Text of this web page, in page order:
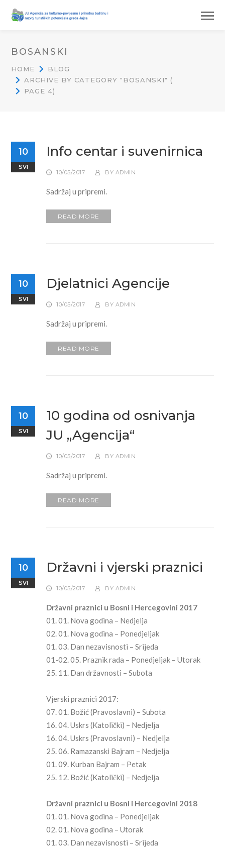
BOSANSKI
HOME
BLOG
ARCHIVE BY CATEGORY "BOSANSKI" (
PAGE 4)
10
SVI
Info centar i suvenirnica
10/05/2017 BY ADMIN
Sadržaj u pripremi.
READ MORE
10
SVI
Djelatnici Agencije
10/05/2017 BY ADMIN
Sadržaj u pripremi.
READ MORE
10
SVI
10 godina od osnivanja
JU „Agencija“
10/05/2017 BY ADMIN
Sadržaj u pripremi.
READ MORE
10
SVI
Državni i vjerski praznici
10/05/2017 BY ADMIN
Državni praznici u Bosni i Hercegovini 2017
01. 01. Nova godina – Nedjelja
02. 01. Nova godina – Ponedjeljak
01. 03. Dan nezavisnosti – Srijeda
01-02. 05. Praznik rada – Ponedjeljak – Utorak
25. 11. Dan državnosti – Subota
Vjerski praznici 2017:
07. 01. Božić (Pravoslavni) – Subota
16. 04. Uskrs (Katolički) – Nedjelja
16. 04. Uskrs (Pravoslavni) – Nedjelja
25. 06. Ramazanski Bajram – Nedjelja
01. 09. Kurban Bajram – Petak
25. 12. Božić (Katolički) – Nedjelja
Državni praznici u Bosni i Hercegovini 2018
01. 01. Nova godina – Ponedjeljak
02. 01. Nova godina – Utorak
01. 03. Dan nezavisnosti – Srijeda